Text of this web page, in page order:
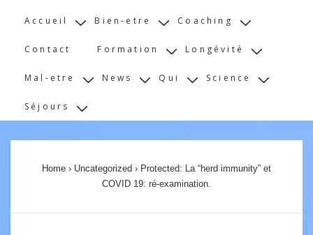
Main
Accueil Bien-etre Coaching
Contact Formation Longévité
Mal-etre News Qui Science
Séjours
Home › Uncategorized › Protected: La “herd immunity” et
COVID 19: ré-examination.